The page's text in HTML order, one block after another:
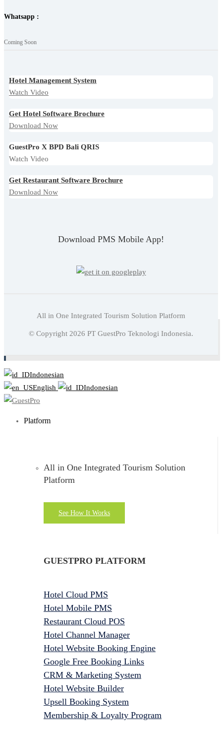
Whatsapp :
Coming Soon
Hotel Management System
Watch Video
Get Hotel Software Brochure
Download Now
GuestPro X BPD Bali QRIS
Watch Video
Get Restaurant Software Brochure
Download Now
Download PMS Mobile App!
All in One Integrated Tourism Solution Platform
© Copyright 2026 PT GuestPro Teknologi Indonesia.
Baca juga: 7 Jenis Request Yang Umumnya Diajukan
Indonesian
English
Indonesian
Platform
All in One Integrated Tourism Solution
Platform
See How It Works
GUESTPRO PLATFORM
Hotel Cloud PMS
Hotel Mobile PMS
Restaurant Cloud POS
Hotel Channel Manager
Hotel Website Booking Engine
Google Free Booking Links
CRM & Marketing System
Hotel Website Builder
Upsell Booking System
Membership & Loyalty Program